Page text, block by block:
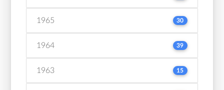
1965 30
1964 39
1963 15